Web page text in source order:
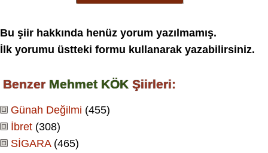
Bu şiir hakkında henüz yorum yazılmamış.
İlk yorumu üstteki formu kullanarak yazabilirsiniz.
Benzer Mehmet KÖK Şiirleri:
Günah Değilmi (455)
İbret (308)
SİGARA (465)